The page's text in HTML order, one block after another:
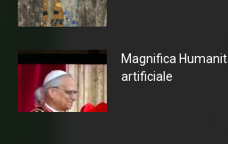
Magnifica
artificiale